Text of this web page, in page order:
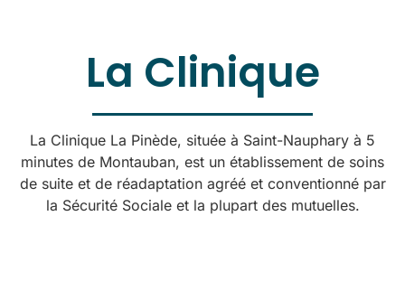
La Clinique
La Clinique La Pinède, située à Saint-Nauphary à 5
minutes de Montauban, est un établissement de soins
de suite et de réadaptation agréé et conventionné par
la Sécurité Sociale et la plupart des mutuelles.